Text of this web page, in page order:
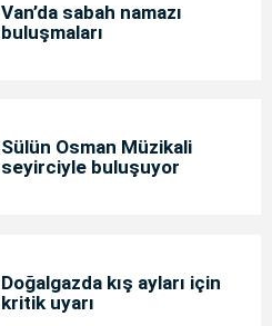
Van’da sabah namazı
buluşmaları
Sülün Osman Müzikali
seyirciyle buluşuyor
Doğalgazda kış ayları için
kritik uyarı